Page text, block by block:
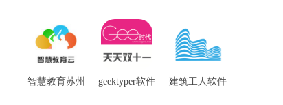
智慧教育苏州
geektyper软件 建筑工人软件